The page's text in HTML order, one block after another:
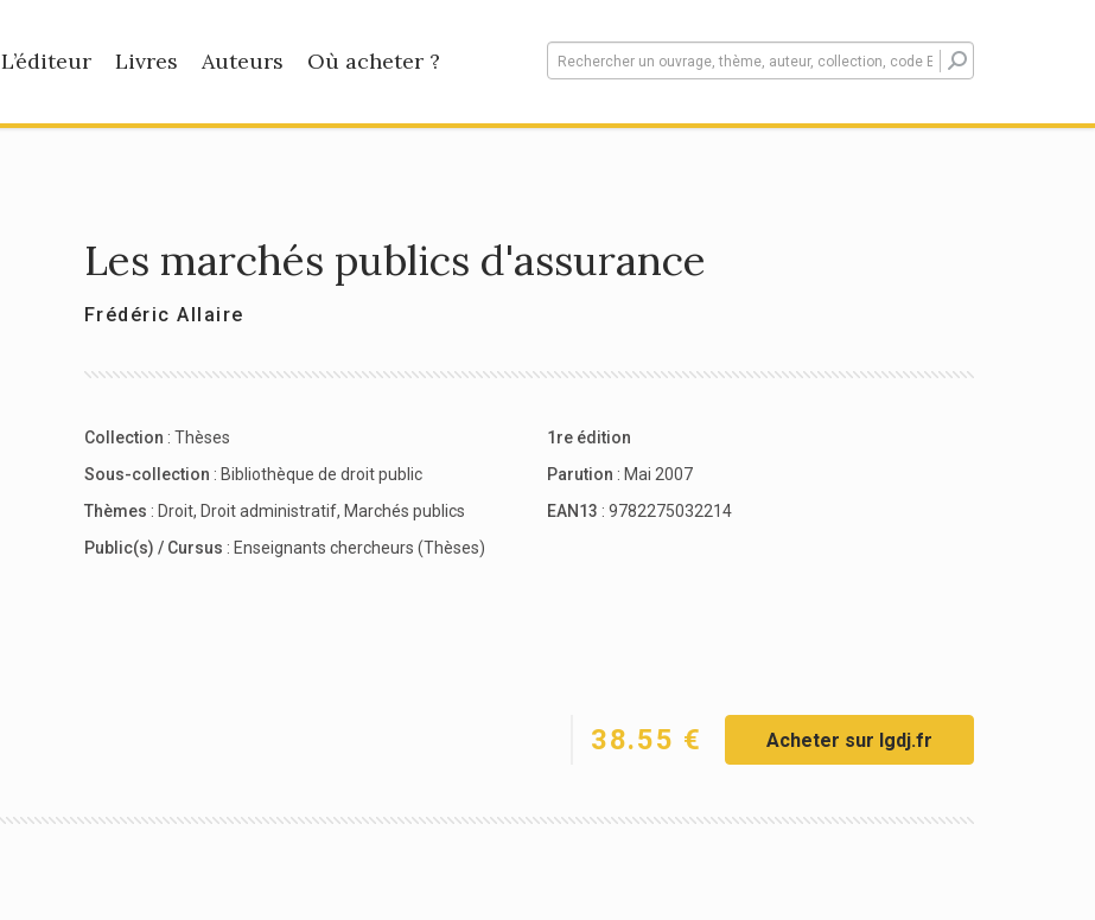
L’éditeur Livres Auteurs Où acheter ?
Les marchés publics d'assurance
Frédéric Allaire
Collection : Thèses
Sous-collection : Bibliothèque de droit public
Thèmes : Droit, Droit administratif, Marchés publics
Public(s) / Cursus : Enseignants chercheurs (Thèses)
1re édition
Parution : Mai 2007
EAN13 : 9782275032214
38.55 € Acheter sur lgdj.fr